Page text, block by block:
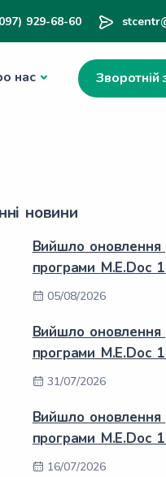
929-68-60
нас Зворотній
новини
Вийшло
програми M.E.Doc
05/08/2026
Вийшло
програми M.E.Doc
31/07/2026
Вийшло
програми M.E.Doc
16/07/2026